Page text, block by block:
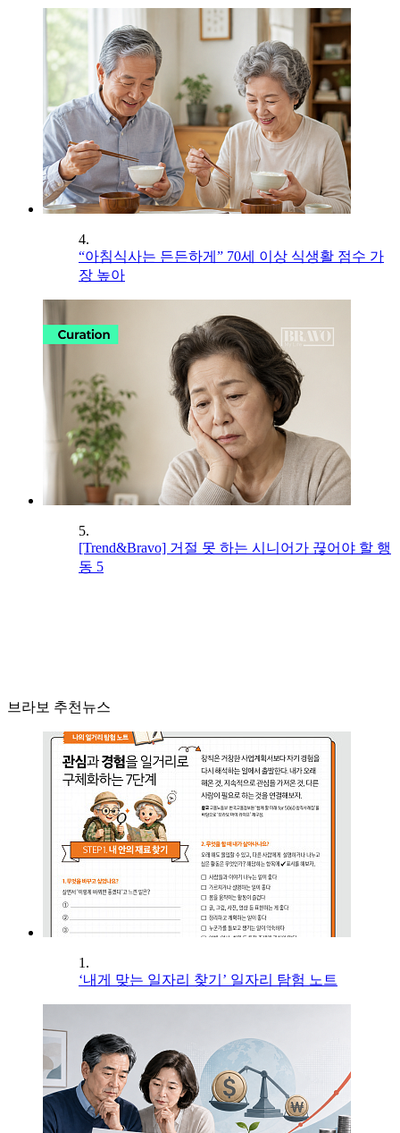
4.
“아침식사는 든든하게” 70세 이상 식생활 점수 가
장 높아
5.
[Trend&Bravo] 거절 못 하는 시니어가 끊어야 할 행
동 5
브라보 추천뉴스
1.
‘내게 맞는 일자리 찾기’ 일자리 탐험 노트